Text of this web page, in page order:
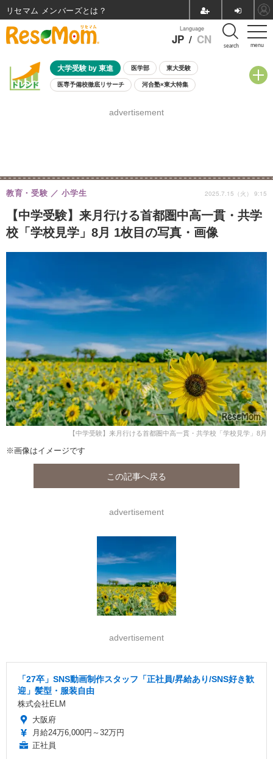
menu
Language
JP / CN search
大学受験 by 東進 医学部 東大受験
医専予備校徹底リサーチ 河合塾×東大特集
8月開催学校説明会・相談会
advertisement
【中学受験】来月行ける首都圏中高一貫・共学
校「学校見学」8月 1枚目の写真・画像
教育・受験 小学生 2025.7.15（火） 9:15
【中学受験】来月行ける首都圏中高一貫・共学校「学校見学」8月
※画像はイメージです
この記事へ戻る
advertisement
advertisement
「27卒」SNS動画制作スタッフ「正社員/昇給あり/SNS好き歓
迎」髪型・服装自由
株式会社ELM
大阪府
月給24万6,000円～32万円
正社員
リセマム メンバーズ